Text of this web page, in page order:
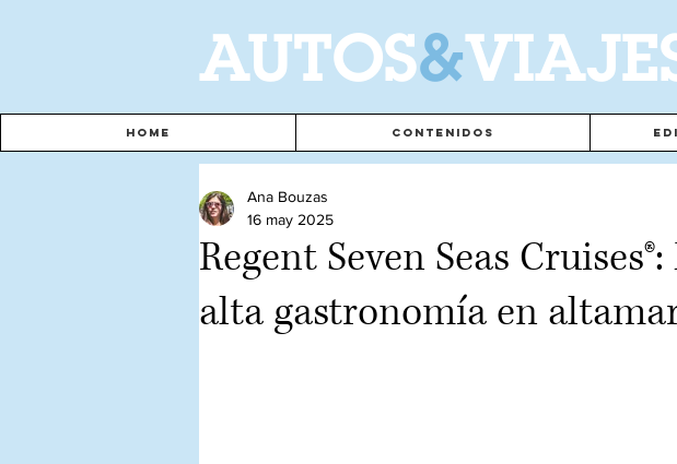
AUTOS&
Home Contenidos
Regent Seven Seas
alta gastronomía en
Ana Bouzas
16 may 2025